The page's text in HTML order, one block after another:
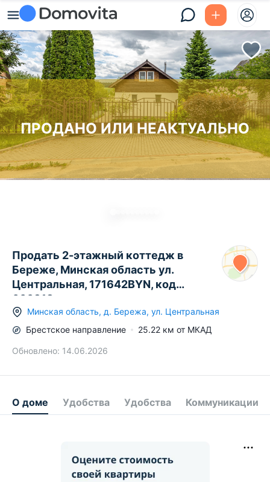
ПРОДАНО ИЛИ НЕАКТУАЛЬНО
Продать 2-этажный коттедж в
Береже, Минская область ул.
Центральная, 171642BYN, код
660318
Минская область, д. Бережа, ул. Центральная
Брестское направление 25.22 км от МКАД
Обновлено: 14.06.2026
О доме Удобства Удобства Коммуникации